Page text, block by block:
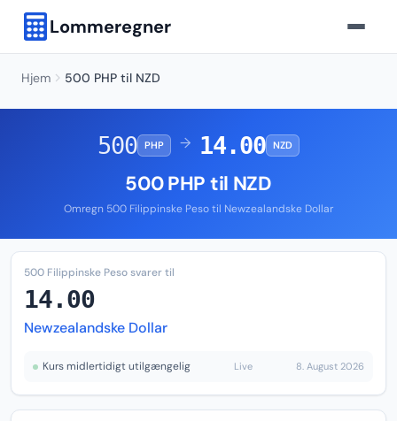
Lommeregner
Hjem 500 PHP til NZD
500 PHP → 14.00 NZD
500 PHP til NZD
Omregn 500 Filippinske Peso til Newzealandske Dollar
500 Filippinske Peso svarer til
14.00
Newzealandske Dollar
Kurs midlertidigt utilgængelig Live 8. August 2026